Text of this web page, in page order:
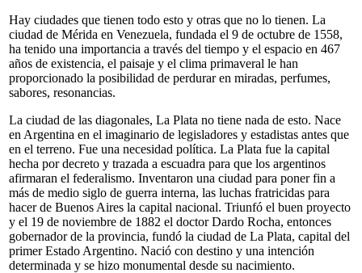
Hay ciudades que tienen todo esto y otras que no lo tienen. La
ciudad de Mérida en Venezuela, fundada el 9 de octubre de 1558,
ha tenido una importancia a través del tiempo y el espacio en 467
años de existencia, el paisaje y el clima primaveral le han
proporcionado la posibilidad de perdurar en miradas, perfumes,
sabores, resonancias.
La ciudad de las diagonales, La Plata no tiene nada de esto. Nace
en Argentina en el imaginario de legisladores y estadistas antes que
en el terreno. Fue una necesidad política. La Plata fue la capital
hecha por decreto y trazada a escuadra para que los argentinos
afirmaran el federalismo. Inventaron una ciudad para poner fin a
más de medio siglo de guerra interna, las luchas fratricidas para
hacer de Buenos Aires la capital nacional. Triunfó el buen proyecto
y el 19 de noviembre de 1882 el doctor Dardo Rocha, entonces
gobernador de la provincia, fundó la ciudad de La Plata, capital del
primer Estado Argentino. Nació con destino y una intención
determinada y se hizo monumental desde su nacimiento.